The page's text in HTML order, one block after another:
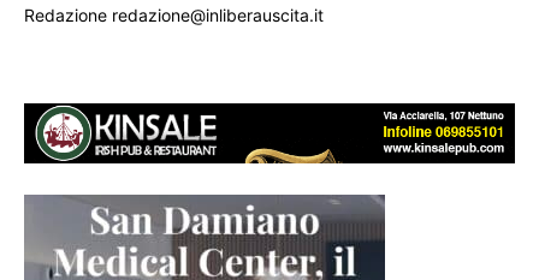
Redazione redazione@inliberauscita.it